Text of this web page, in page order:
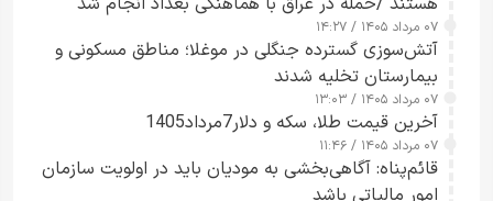
۰۷ مرداد ۱۴۰۵ / ۱۴:۲۷
آتش‌سوزی گسترده جنگلی در موغلا؛ مناطق مسکونی و
بیمارستان تخلیه شدند
۰۷ مرداد ۱۴۰۵ / ۱۳:۰۳
آخرین قیمت طلا، سکه و دلار7مرداد1405
۰۷ مرداد ۱۴۰۵ / ۱۱:۴۶
قائم‌پناه: آگاهی‌بخشی به مودیان باید در اولویت سازمان
امور مالیاتی باشد